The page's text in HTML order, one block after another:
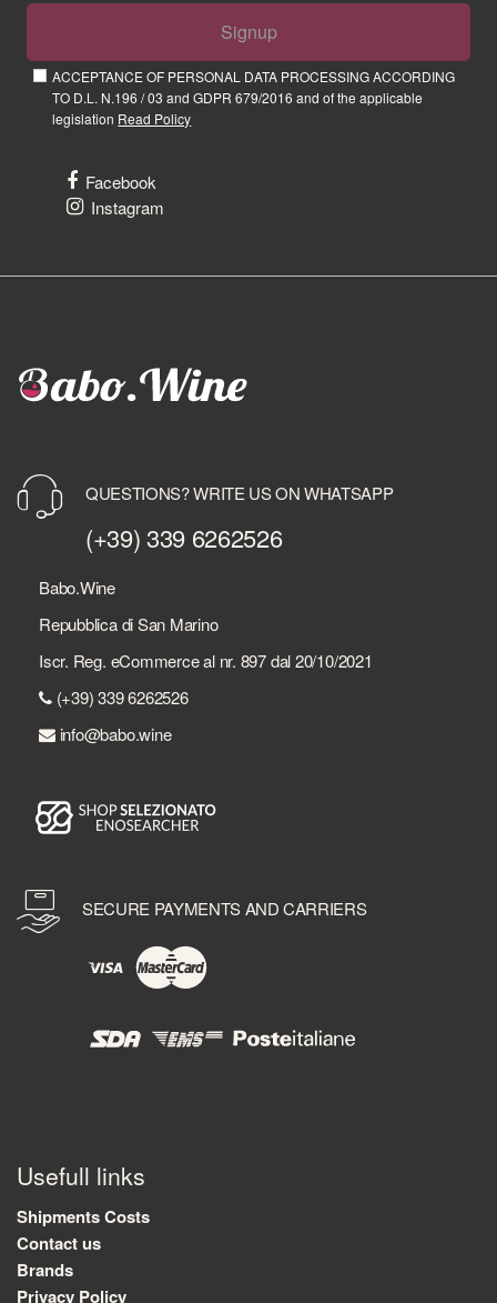
Signup
ACCEPTANCE OF PERSONAL DATA PROCESSING ACCORDING
TO D.L. N.196 / 03 and GDPR 679/2016 and of the applicable
legislation Read Policy
Facebook
Instagram
QUESTIONS? WRITE US ON WHATSAPP
(+39) 339 6262526
Babo.Wine
Repubblica di San Marino
Iscr. Reg. eCommerce al nr. 897 dal 20/10/2021
(+39) 339 6262526
info@babo.wine
SECURE PAYMENTS AND CARRIERS
Usefull links
Shipments Costs
Contact us
Brands
Privacy Policy